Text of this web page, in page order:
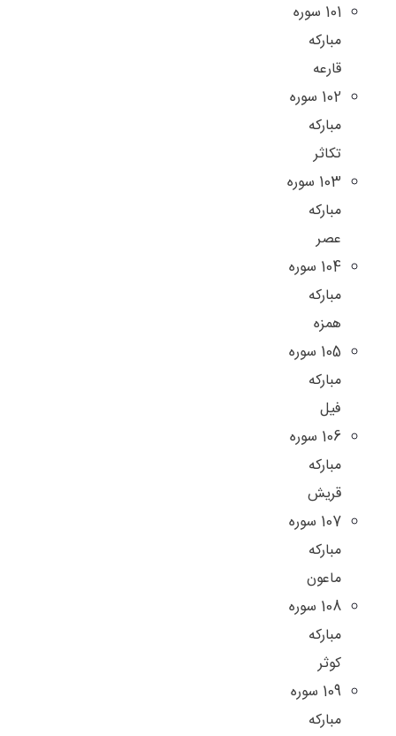
101 سوره
مباركه
قارعه
102 سوره
مباركه
تكاثر
103 سوره
مباركه
عصر
104 سوره
مباركه
همزه
105 سوره
مباركه
فيل
106 سوره
مباركه
قريش
107 سوره
مباركه
ماعون
108 سوره
مباركه
كوثر
109 سوره
مباركه